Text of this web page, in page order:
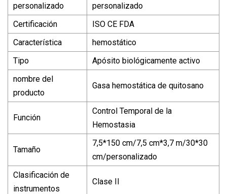
personalizado
personalizado
Certificación
ISO CE FDA
Característica
hemostático
Tipo
Apósito biológicamente activo
nombre del
producto
Gasa hemostática de quitosano
Función
Control Temporal de la
Hemostasia
Tamaño
7,5*150 cm/7,5 cm*3,7 m/30*30
cm/personalizado
Clasificación de
instrumentos
Clase II